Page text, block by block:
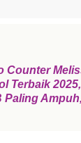
Counter
Terbaik
Paling